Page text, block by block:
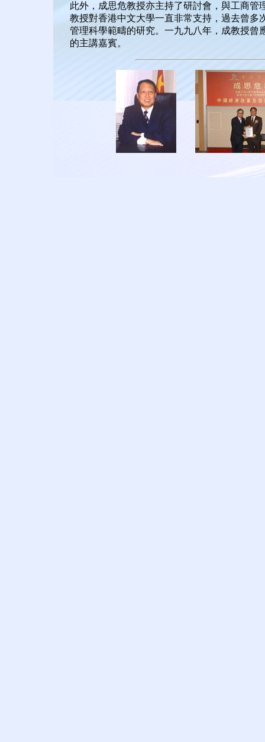
此外，成思危教授亦主持了研討會，與工商
教授對香港中文大學一直非常支持，過去曾
管理科學範疇的研究。一九九八年，成教授
的主講嘉賓。